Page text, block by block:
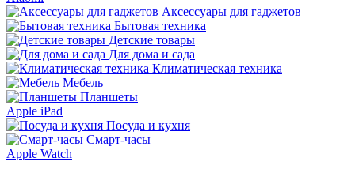
Аксессуары для гаджетов
Бытовая техника
Детские товары
Для дома и сада
Климатическая техника
Мебель
Планшеты
Apple iPad
Посуда и кухня
Смарт-часы
Apple Watch